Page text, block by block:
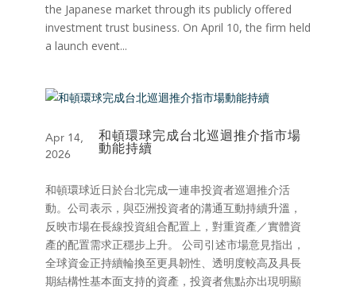
the Japanese market through its publicly offered
investment trust business. On April 10, the firm held
a launch event...
和頓環球完成台北巡迴推介指市場
動能持續
Apr 14,
2026
和頓環球近日於台北完成一連串投資者巡迴推介活
動。公司表示，與亞洲投資者的溝通互動持續升溫，
反映市場在長線投資組合配置上，對重資產／實體資
產的配置需求正穩步上升。 公司引述市場意見指出，
全球資金正持續輪換至更具韌性、透明度較高及具長
期結構性基本面支持的資產，投資者焦點亦出現明顯